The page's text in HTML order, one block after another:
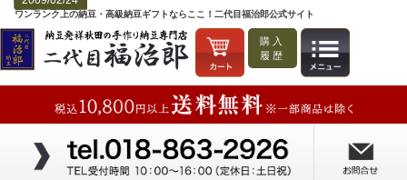
ワンランク上の納豆・高級納豆ギフトならここ！二代目福治郎公式サイト
購入
履歴